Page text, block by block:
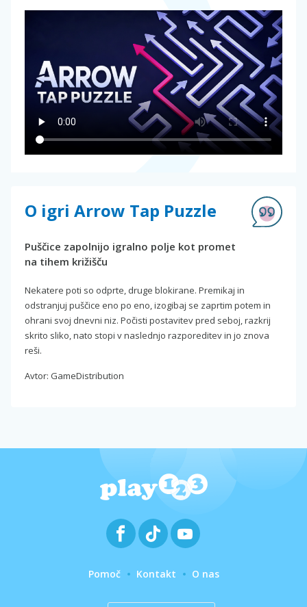
O igri Arrow Tap Puzzle
Puščice zapolnijo igralno polje kot promet
na tihem križišču
Nekatere poti so odprte, druge blokirane. Premikaj in
odstranjuj puščice eno po eno, izogibaj se zaprtim potem in
ohrani svoj dnevni niz. Počisti postavitev pred seboj, razkrij
skrito sliko, nato stopi v naslednjo razporeditev in jo znova
reši.
Avtor: GameDistribution
Pomoč Kontakt O nas